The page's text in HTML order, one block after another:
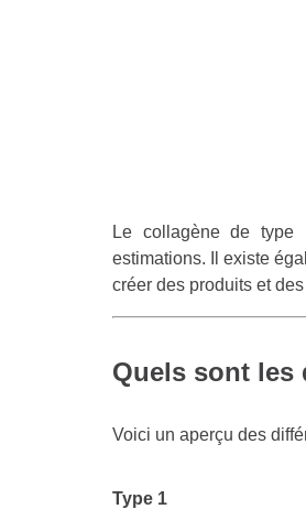
Le collagène de type
estimations. Il existe
créer des produits et des
Quels sont les
Voici un aperçu des
Type 1